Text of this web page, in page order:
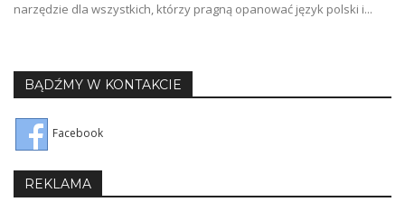
narzędzie dla wszystkich, którzy pragną opanować język polski i...
BĄDŹMY W KONTAKCIE
Facebook
REKLAMA